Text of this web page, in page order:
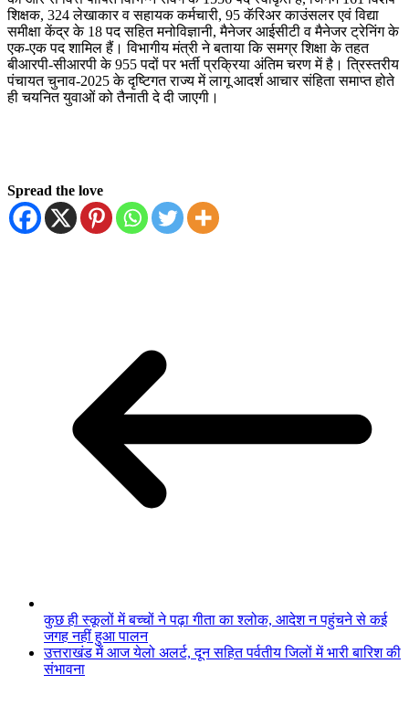
शिक्षक, 324 लेखाकार व सहायक कर्मचारी, 95 कॅरिअर काउंसलर एवं विद्या
समीक्षा केंद्र के 18 पद सहित मनोविज्ञानी, मैनेजर आईसीटी व मैनेजर ट्रेनिंग के
एक-एक पद शामिल हैं। विभागीय मंत्री ने बताया कि समग्र शिक्षा के तहत
बीआरपी-सीआरपी के 955 पदों पर भर्ती प्रक्रिया अंतिम चरण में है। त्रिस्तरीय
पंचायत चुनाव-2025 के दृष्टिगत राज्य में लागू आदर्श आचार संहिता समाप्त होते
ही चयनित युवाओं को तैनाती दे दी जाएगी।
Spread the love
कुछ ही स्कूलों में बच्चों ने पढ़ा गीता का श्लोक, आदेश न पहुंचने से कई
जगह नहीं हुआ पालन
उत्तराखंड में आज येलो अलर्ट, दून सहित पर्वतीय जिलों में भारी बारिश की
संभावना